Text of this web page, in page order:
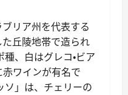
リア州を代表する
丘陵地帯で造られ
種、白はグレコ・ビア
ワインが有名で
ソ」は、チェリーの